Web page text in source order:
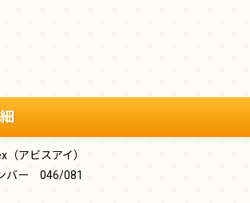
（アビスアイ）
バー 046/081